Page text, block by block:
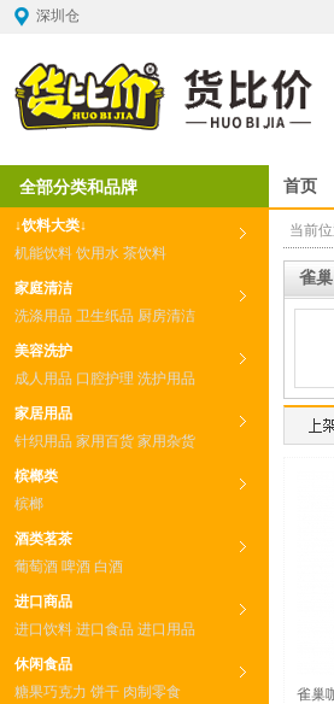
深圳仓
全部分类和品牌 首页
↓饮料大类↓
机能饮料 饮用水 茶饮料
家庭清洁
洗涤用品 卫生纸品 厨房清洁
美容洗护
成人用品 口腔护理 洗护用品
家居用品
针织用品 家用百货 家用杂货
槟榔类
槟榔
酒类茗茶
葡萄酒 啤酒 白酒
进口商品
进口饮料 进口食品 进口用品
休闲食品
糖果巧克力 饼干 肉制零食
当前
雀巢
雀巢